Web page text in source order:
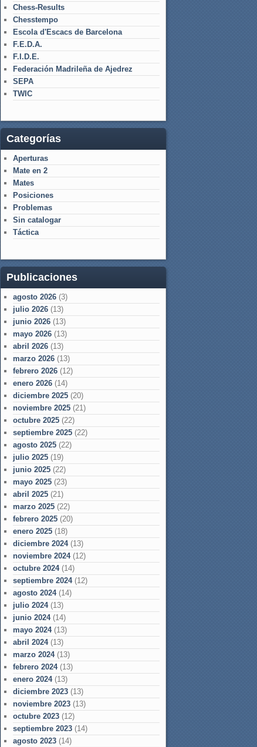
Chess-Results
Chesstempo
Escola d'Escacs de Barcelona
F.E.D.A.
F.I.D.E.
Federación Madrileña de Ajedrez
SEPA
TWIC
Categorías
Aperturas
Mate en 2
Mates
Posiciones
Problemas
Sin catalogar
Táctica
Publicaciones
agosto 2026 (3)
julio 2026 (13)
junio 2026 (13)
mayo 2026 (13)
abril 2026 (13)
marzo 2026 (13)
febrero 2026 (12)
enero 2026 (14)
diciembre 2025 (20)
noviembre 2025 (21)
octubre 2025 (22)
septiembre 2025 (22)
agosto 2025 (22)
julio 2025 (19)
junio 2025 (22)
mayo 2025 (23)
abril 2025 (21)
marzo 2025 (22)
febrero 2025 (20)
enero 2025 (18)
diciembre 2024(13)
noviembre 2024(12)
octubre 2024(14)
septiembre 2024(12)
agosto 2024(14)
julio 2024(13)
junio 2024(14)
mayo 2024(13)
abril 2024(13)
marzo 2024(13)
febrero 2024(13)
enero 2024(13)
diciembre 2023 (13)
noviembre 2023 (13)
octubre 2023 (12)
septiembre 2023 (14)
agosto 2023 (14)